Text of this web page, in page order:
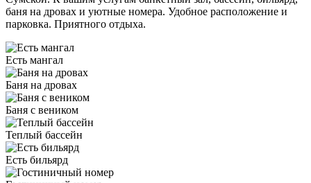
баня на дровах и уютные номера. Удобное расположение и
парковка. Приятного отдыха.
Есть мангал
Баня на дровах
Баня с веником
Теплый бассейн
Есть бильярд